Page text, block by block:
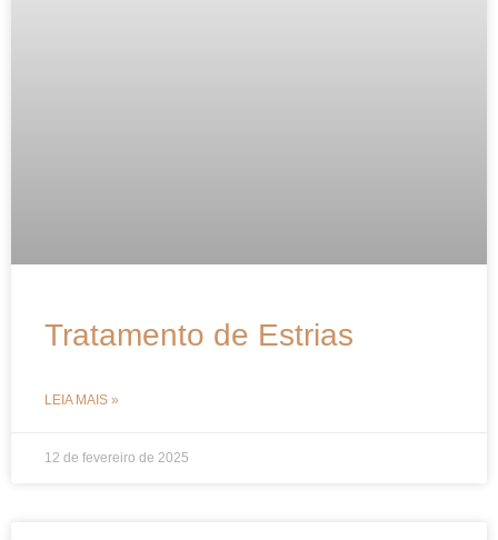
Tratamento de Estrias
LEIA MAIS »
12 de fevereiro de 2025